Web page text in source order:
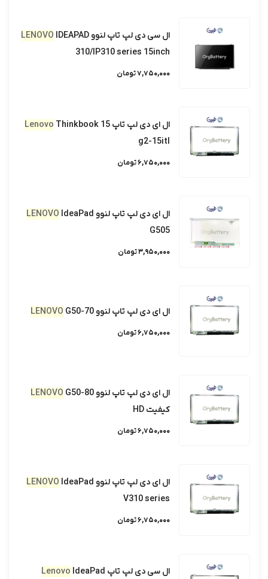
ال سی دی لپ تاپ لنوو LENOVO IDEAPAD
310/IP310 series 15inch
7,750,000 تومان
ال ای دی لپ تاپ Lenovo Thinkbook 15
g2-15itl
6,750,000 تومان
ال ای دی لپ تاپ لنوو LENOVO IdeaPad
G505
3,950,000 تومان
ال ای دی لپ تاپ لنوو LENOVO G50-70
6,750,000 تومان
ال ای دی لپ تاپ لنوو LENOVO G50-80
کیفیت HD
6,750,000 تومان
ال ای دی لپ تاپ لنوو LENOVO IdeaPad
V310 series
6,750,000 تومان
ال سی دی لپ تاپ Lenovo IdeaPad